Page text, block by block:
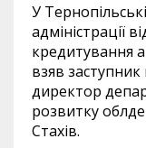
У
адміністрації
кредитування
взяв
директор
розвитку
Стахів.